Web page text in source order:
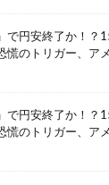
で円安終了か！？
慌のトリガー、ア
で円安終了か！？
慌のトリガー、ア